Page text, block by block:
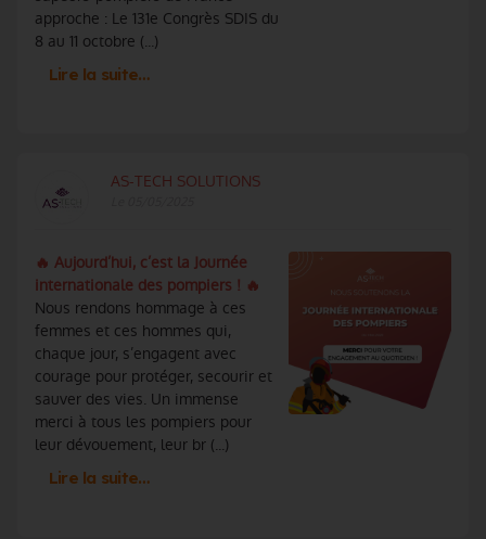
approche : Le 131e Congrès SDIS du
8 au 11 octobre (...)
Lire la suite…
AS-TECH SOLUTIONS
🔥 Aujourd’hui, c’est la Journée
internationale des pompiers ! 🔥
Nous rendons hommage à ces
femmes et ces hommes qui,
chaque jour, s’engagent avec
courage pour protéger, secourir et
sauver des vies. Un immense
merci à tous les pompiers pour
leur dévouement, leur br (...)
Lire la suite…